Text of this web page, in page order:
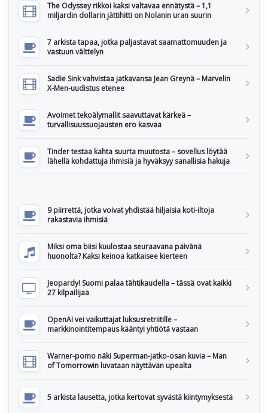
The Odyssey rikkoi kaksi valtavaa ennätystä – 1,1
miljardin dollarin jättihitti on Nolanin uran suurin
7 arkista tapaa, jotka paljastavat saamattomuuden ja
vastuun välttelyn
Sadie Sink vahvistaa jatkavansa Jean Greynä – Marvelin
X-Men-uudistus etenee
Avoimet tekoälymallit saavuttavat kärkeä –
turvallisuussuojausten ero kasvaa
Tinder testaa kahta suurta muutosta – sovellus löytää
lähellä kohdattuja ihmisiä ja hyväksyy sanallisia hakuja
9 piirrettä, jotka voivat yhdistää hiljaisia koti-iltoja
rakastavia ihmisiä
Miksi oma biisi kuulostaa seuraavana päivänä
huonolta? Kaksi keinoa katkaisee kierteen
Jeopardy! Suomi palaa tähtikaudella – tässä ovat kaikki
27 kilpailijaa
OpenAI vei vaikuttajat luksusretriitille –
markkinointitempaus kääntyi yhtiötä vastaan
Warner-pomo näki Superman-jatko-osan kuvia – Man
of Tomorrowin luvataan näyttävän upealta
5 arkista lausetta, jotka kertovat syvästä kiintymyksestä